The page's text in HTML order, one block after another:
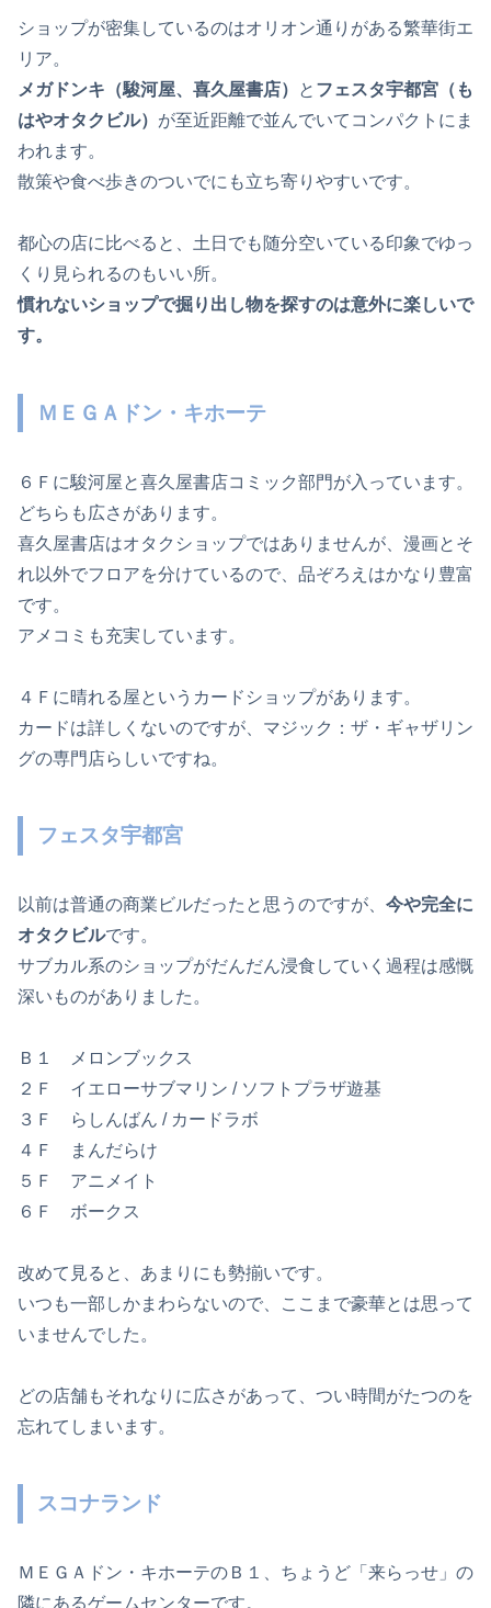
ショップが密集しているのはオリオン通りがある繁華街エ
リア。
メガドンキ（駿河屋、喜久屋書店）
と フェスタ宇都宮（も
はやオタクビル） が至近距離で並んでいてコンパクトにま
われます。
散策や食べ歩きのついでにも立ち寄りやすいです。
都心の店に比べると、土日でも随分空いている印象でゆっ
くり見られるのもいい所。
慣れないショップで掘り出し物を探すのは意外に楽しいで
す。
ＭＥＧＡドン・キホーテ
６Ｆに駿河屋と喜久屋書店コミック部門が入っています。
どちらも広さがあります。
喜久屋書店はオタクショップではありませんが、漫画とそ
れ以外でフロアを分けているので、品ぞろえはかなり豊富
です。
アメコミも充実しています。
４Ｆに晴れる屋というカードショップがあります。
カードは詳しくないのですが、マジック：ザ・ギャザリン
グの専門店らしいですね。
フェスタ宇都宮
以前は普通の商業ビルだったと思うのですが、 今や完全に
オタクビルです。
サブカル系のショップがだんだん浸食していく過程は感慨
深いものがありました。
Ｂ１ メロンブックス
２Ｆ イエローサブマリン / ソフトプラザ遊基
３Ｆ らしんばん / カードラボ
４Ｆ まんだらけ
５Ｆ アニメイト
６Ｆ ボークス
改めて見ると、あまりにも勢揃いです。
いつも一部しかまわらないので、ここまで豪華とは思って
いませんでした。
どの店舗もそれなりに広さがあって、つい時間がたつのを
忘れてしまいます。
スコナランド
ＭＥＧＡドン・キホーテのＢ１、ちょうど「来らっせ」の
隣にあるゲームセンターです。